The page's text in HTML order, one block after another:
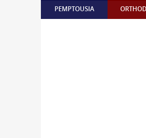
PEMPTOUSIA